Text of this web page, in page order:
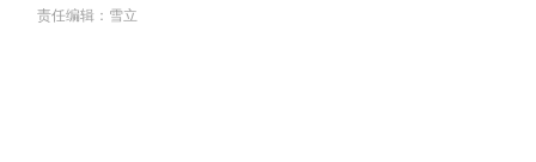
责任编辑：雪立